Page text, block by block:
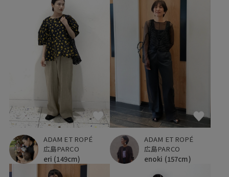
ADAM ET ROPÉ
広島PARCO
eri (149cm)
ADAM ET ROPÉ
広島PARCO
enoki (157cm)